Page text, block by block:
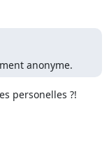
anonyme.
personelles ?!